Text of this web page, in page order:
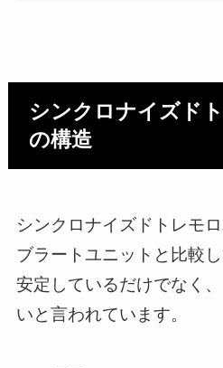
ショートもロングも
は同じです。
ね）にテールピース
けのシンプルな構造
テールピースにアー
シンクロナイズド
の構造
シンクロナイズドトレモ
ブラートユニットと比較
安定しているだけでなく
いと言われています。